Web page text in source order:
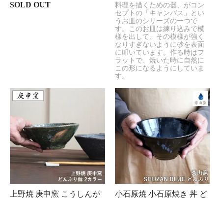
SOLD OUT
料理を描くための器、がコン
セプトの「キャンバス」とい
うお皿のシリーズの一つで
す。このお皿は練り込みで模
様を出して、その模様が強く
なりすぎないように砂を表面
に叩いています。作る時はフ
ラットで、焼いた時に自然に
この形になるようにしていま
す。
上野焼 庚申窯 こうしんが
小石原焼 小石原焼き 丼 ど